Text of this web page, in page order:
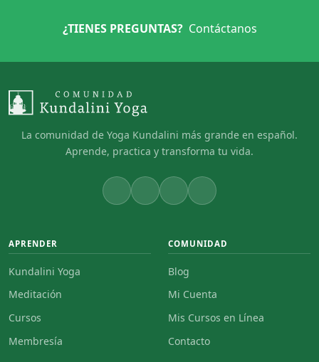
opciones
pueden
en
la
página
producto
¿TIENES PREGUNTAS? Contáctanos
La comunidad de Yoga Kundalini más grande en español.
Aprende, practica y transforma tu vida.
APRENDER
Kundalini Yoga
Meditación
Cursos
Membresía
COMUNIDAD
Blog
Mi Cuenta
Mis Cursos en Línea
Contacto